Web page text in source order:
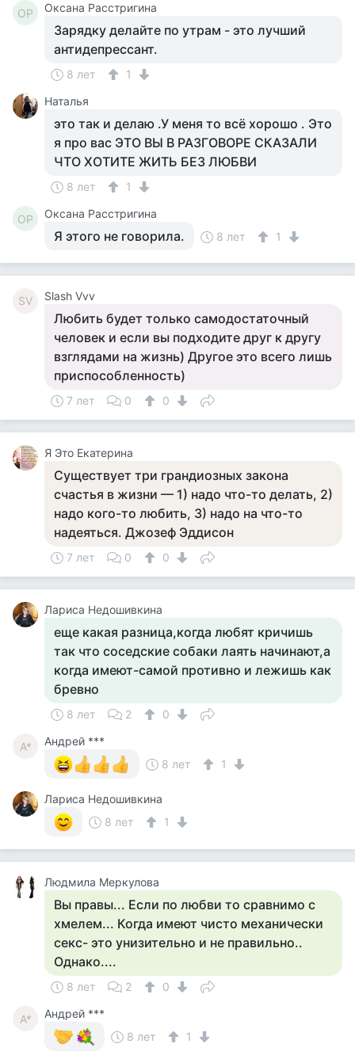
ОР Оксана Расстригина
Зарядку делайте по утрам - это лучший
антидепрессант.
8 лет
1
Наталья
это так и делаю .У меня то всё хорошо . Это
я про вас ЭТО ВЫ В РАЗГОВОРЕ СКАЗАЛИ
ЧТО ХОТИТЕ ЖИТЬ БЕЗ ЛЮБВИ
8 лет 1
ОР Оксана Расстригина
Я этого не говорила. 8 лет 1
SV Slash Vvv
Любить будет только самодостаточный
человек и если вы подходите друг к другу
взглядами на жизнь) Другое это всего лишь
приспособленность)
7 лет 0 0
Я Это Екатерина
Существует три грандиозных закона
счастья в жизни — 1) надо что-то делать, 2)
надо кого-то любить, 3) надо на что-то
надеяться. Джозеф Эддисон
7 лет 0 0
Лариса Недошивкина
еще какая разница,когда любят кричишь
так что соседские собаки лаять начинают,а
когда имеют-самой противно и лежишь как
бревно
8 лет 2 0
А*
Андрей ***
8 лет
1
Лариса Недошивкина
8 лет
1
Людмила Меркулова
Вы правы... Если по любви то сравнимо с
хмелем... Когда имеют чисто механически
секс- это унизительно и не правильно..
Однако....
8 лет 2 0
А*
Андрей ***
8 лет
1